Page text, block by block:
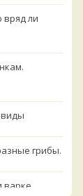
вряд ли
грибы.
варке